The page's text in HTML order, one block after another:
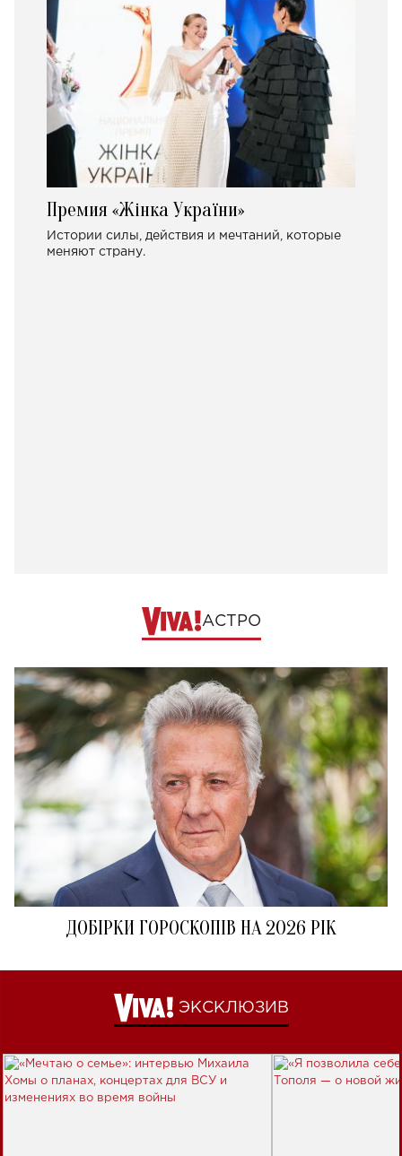
Премия «Жінка України»
Истории силы, действия и мечтаний, которые
меняют страну.
АСТРО
ДОБІРКИ ГОРОСКОПІВ НА 2026 РІК
ЭКСКЛЮЗИВ